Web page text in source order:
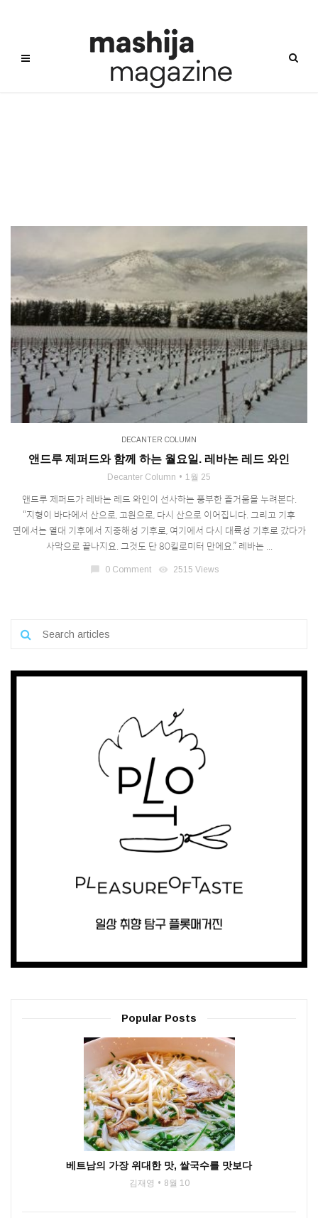
DECANTER COLUMN
앤드루 제퍼드와 함께 하는 월요일. 레바논 레드 와인
Decanter Column 1월 25
앤드루 제퍼드가 레바논 레드 와인이 선사하는 풍부한 즐거움을 누려본다.
“지형이 바다에서 산으로, 고원으로, 다시 산으로 이어집니다. 그리고 기후
면에서는 열대 기후에서 지중해성 기후로, 여기에서 다시 대륙성 기후로 갔다가
사막으로 끝나지요. 그것도 단 80킬로미터 만에요.” 레바논 ...
chat_bubble 0 Comment visibility 2515 Views
Popular Posts
베트남의 가장 위대한 맛, 쌀국수를 맛보다
김재영 8월 10